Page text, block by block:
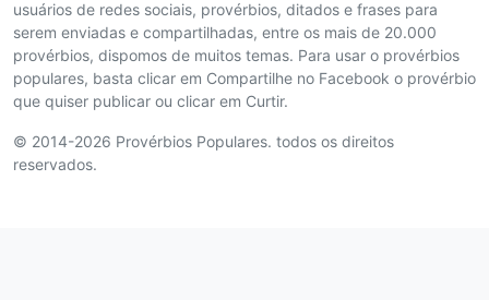
usuários de redes sociais, provérbios, ditados e frases para
serem enviadas e compartilhadas, entre os mais de 20.000
provérbios, dispomos de muitos temas. Para usar o provérbios
populares, basta clicar em Compartilhe no Facebook o provérbio
que quiser publicar ou clicar em Curtir.
© 2014-2026 Provérbios Populares. todos os direitos
reservados.